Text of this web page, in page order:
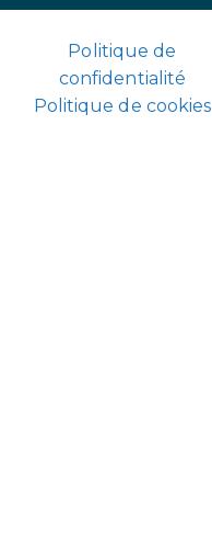
Politique de
confidentialité
Politique de cookies